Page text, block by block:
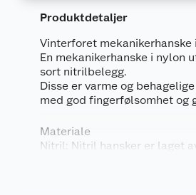
Produktdetaljer
Vinterforet
En mekanikerhanske i nylon
sort nitrilbelegg.
Disse er varme og
med god fingerfølsomhet og
Materiale
Nitril: Nitril hansker er laget